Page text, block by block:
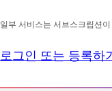
일부 서비스는 서브스크립션
로그인 또는 등록하기